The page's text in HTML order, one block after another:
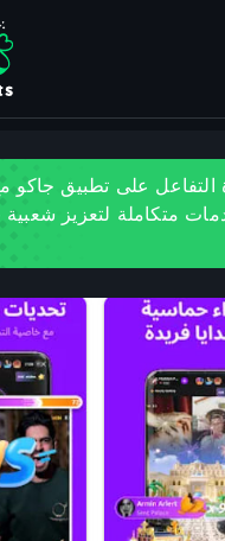
التفاعل على تطبيق
متكاملة لتعزيز